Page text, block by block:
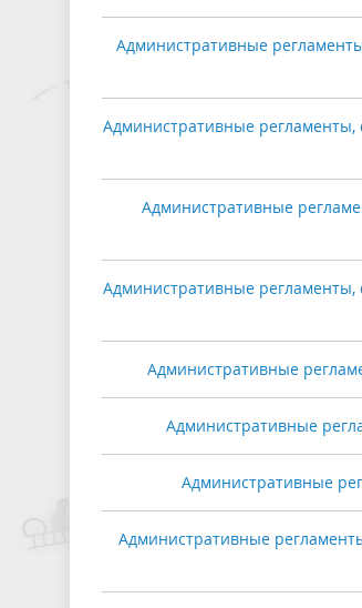
Административные
Административные регламенты,
Административные
Административные регламенты,
Административные
Административные
Административные
Административные